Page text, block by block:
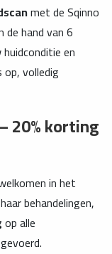
met de Sqinno
de hand van 6
en
op, volledig
20% korting
in het
behandelingen,
op alle